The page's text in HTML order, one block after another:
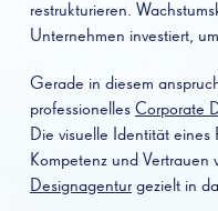
restrukturieren.
Unternehmen investiert,
Gerade in diesem
professionelles Corporate
Die visuelle Identität eines
Kompetenz und Vertrauen
Designagentur gezielt in